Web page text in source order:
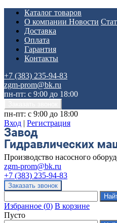
Каталог товаров
О компании Новости
Доставка
Оплата
Гарантия
Контакты
+7 (383) 235-94-83
zgm-prom@bk.ru
пн-пт: с 9:00 до 18:00
пн-пт: с 9:00 до 18:00
Вход | Регистрация
Производство насосного
zgm-prom@bk.ru
+7 (383) 235-94-83
Избранное (0) В корзине
Пусто